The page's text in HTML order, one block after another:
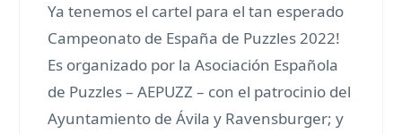
Ya tenemos el cartel para el tan esperado
Campeonato de España de Puzzles 2022!
Es organizado por la Asociación Española
de Puzzles – AEPUZZ – con el patrocinio del
Ayuntamiento de Ávila y Ravensburger; y